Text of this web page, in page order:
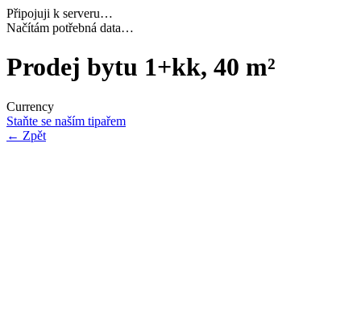
Připojuji k serveru…
Dokončuji inicializaci…
Prodej bytu 1+kk, 40 m²
Currency
Staňte se naším tipařem
← Zpět